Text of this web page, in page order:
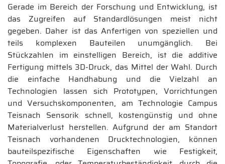
Gerade im Bereich der Forschung und Entwicklung, ist
das Zugreifen auf Standardlösungen meist nicht
gegeben. Daher ist das Anfertigen von speziellen und
teils komplexen Bauteilen unumgänglich. Bei
Stückzahlen im einstelligen Bereich, ist die additive
Fertigung mittels 3D-Druck, das Mittel der Wahl. Durch
die einfache Handhabung und die Vielzahl an
Technologien lassen sich Prototypen, Vorrichtungen
und Versuchskomponenten, am Technologie Campus
Teisnach Sensorik schnell, kostengünstig und ohne
Materialverlust herstellen. Aufgrund der am Standort
Teisnach vorhandenen Drucktechnologien, können
bauteilspezifische Eigenschaften wie Festigkeit,